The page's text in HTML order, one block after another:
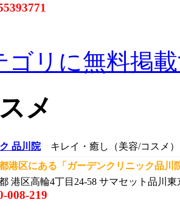
ゴリに無料掲
メ
品川院キレイ・癒し（美容/コスメ）
港区にある「ガーデンクリニック品川
港区高輪4丁目24-58 サマセット品川東
008-219